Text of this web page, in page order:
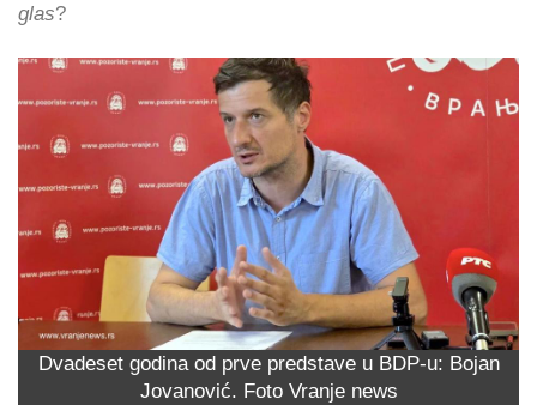
glas?
Dvadeset godina od prve predstave u BDP-u: Bojan
Jovanović. Foto Vranje news